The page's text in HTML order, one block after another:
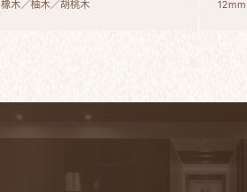
木／柚木／胡桃木